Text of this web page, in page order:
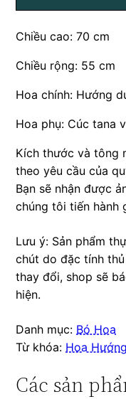
Chiều cao: 70 cm
Chiều rộng: 55 cm
Hoa chính: Hướng
Hoa phụ: Cúc tana
Kích thước và tông
theo yêu cầu của
Bạn sẽ nhận được
chúng tôi tiến hành
Lưu ý: Sản phẩm
chút do đặc tính
thay đổi, shop sẽ
hiện.
Danh mục: Bó Hoa
Từ khóa: Hoa
Các sản